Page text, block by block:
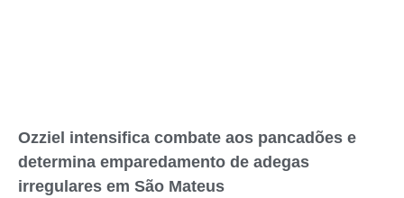
Ozziel intensifica combate aos pancadões e
determina emparedamento de adegas
irregulares em São Mateus